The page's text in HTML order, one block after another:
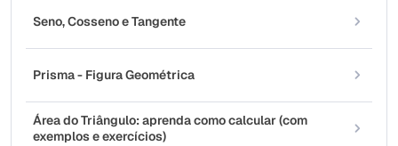
Seno, Cosseno e Tangente
Prisma - Figura Geométrica
Área do Triângulo: aprenda como calcular (com
exemplos e exercícios)